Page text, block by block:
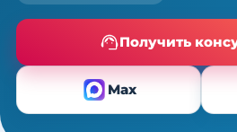
Получить
Max